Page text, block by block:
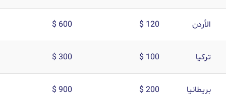
الأردن 120 $
600 $
تركيا 100 $
300 $
بريطانيا 200 $
900 $